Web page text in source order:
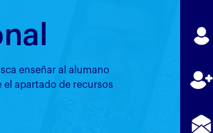
enseñar al alumano
apartado de recursos